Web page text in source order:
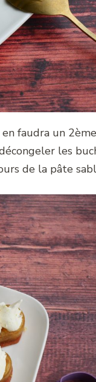
faudra un
les
de la pâte